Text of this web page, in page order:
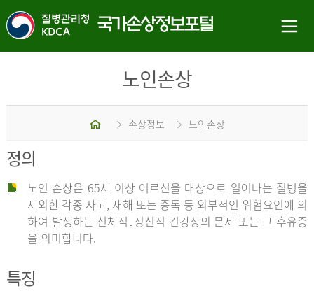
노인손상
홈 손상정보 노인손상
정의
노인 손상은 65세 이상 어르신을 대상으로 일어나는 질병을
제외한 각종 사고, 재해 또는 중독 등 외부적인 위험요인에 의
하여 발생하는 신체적․정신적 건강상의 문제 또는 그 후유증
을 의미합니다.
특징